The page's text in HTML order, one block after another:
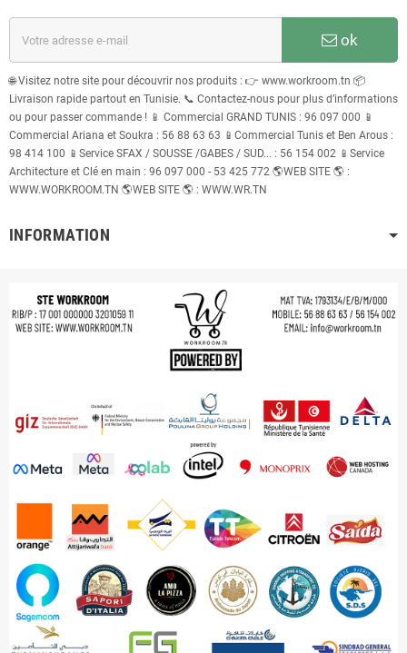
ok
🌐 Visitez notre site pour découvrir nos produits : 👉 www.workroom.tn 📦
Livraison rapide partout en Tunisie. 📞 Contactez-nous pour plus d’informations
ou pour passer commande ! 📱 Commercial GRAND TUNIS : 96 097 000 📱
Commercial Ariana et Soukra : 56 88 63 63 📱Commercial Tunis et Ben Arous :
98 414 100 📱Service SFAX / SOUSSE /GABES / SUD... : 56 154 002 📱Service
Architecture et Clé en main : 96 097 000 - 53 425 772 🌎WEB SITE 🌎 :
WWW.WORKROOM.TN 🌎WEB SITE 🌎 : WWW.WR.TN
INFORMATION